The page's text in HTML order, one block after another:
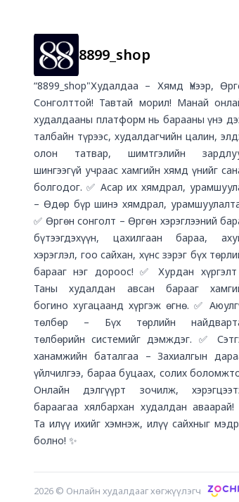
8899_shop
“8899_shop"Худалдаа – Хямд Үнээр,
Сонголттой! Тавтай морил! Манай
худалдааны платформ нь барааны үнэ
талбайн түрээс, худалдагчийн цалин,
олон татвар, шимтгэлийн
шингээгүй учраас хамгийн хямд үнийг
болгодог. ✅ Асар их хямдрал,
– Өдөр бүр шинэ хямдрал,
✅ Өргөн сонголт – Өргөн хэрэглээний
бүтээгдэхүүн, цахилгаан бараа,
хэрэглэл, гоо сайхан, хүнс зэрэг бүх
барааг нэг дороос! ✅ Хурдан
Таны худалдан авсан барааг
богино хугацаанд хүргэж өгнө. ✅
төлбөр – Бүх төрлийн
төлбөрийн системийг дэмждэг. ✅
ханамжийн баталгаа – Захиалгын
үйлчилгээ, бараа буцаах, солих
Онлайн дэлгүүрт зочилж,
бараагаа хялбархан худалдан аваарай!
Та илүү ихийг хэмнэж, илүү сайхныг
болно! ✨
2026 © Онлайн худалдааг хөгжүүлэгч